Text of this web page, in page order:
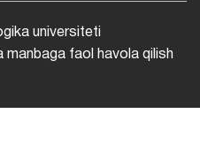
universiteti
manbaga faol havola qilish